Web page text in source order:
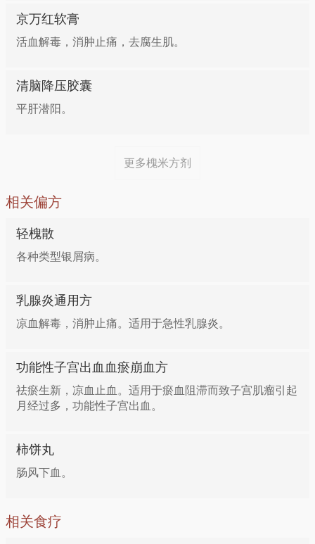
京万红软膏
活血解毒，消肿止痛，去腐生肌。
清脑降压胶囊
平肝潜阳。
更多槐米方剂
相关偏方
轻槐散
各种类型银屑病。
乳腺炎通用方
凉血解毒，消肿止痛。适用于急性乳腺炎。
功能性子宫出血血瘀崩血方
祛瘀生新，凉血止血。适用于瘀血阻滞而致子宫肌瘤引起
月经过多，功能性子宫出血。
柿饼丸
肠风下血。
相关食疗